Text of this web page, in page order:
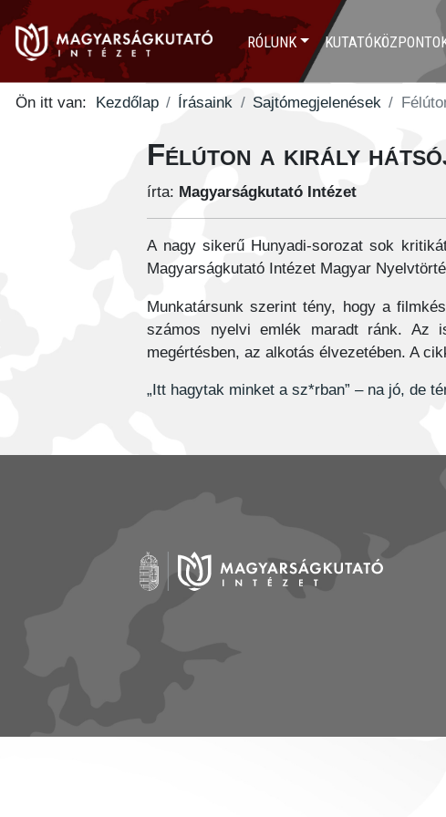
RÓLUNK
Ön itt van:
Kezdőlap Írásaink Sajtómegjelenések
Félúton a király
írta: Magyarságkutató Intézet
A nagy sikerű Hunyadi-sorozat sok
Magyarságkutató Intézet Magyar
Munkatársunk szerint tény, hogy a
számos nyelvi emlék maradt ránk. Az
megértésben, az alkotás élvezetében. A
„Itt hagytak minket a sz*rban” – na jó, de